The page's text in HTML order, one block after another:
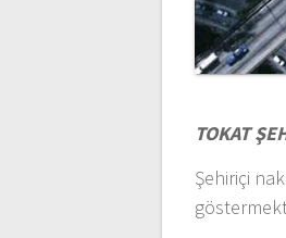
TOKAT
Şehiriçi